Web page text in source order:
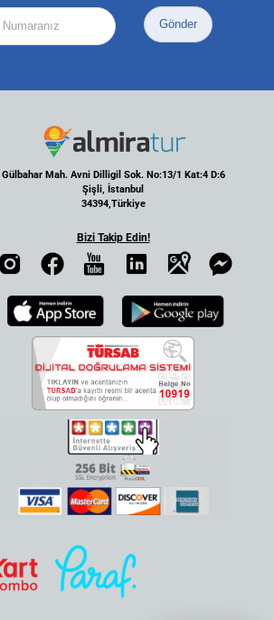
Gönder
Gülbahar Mah. Avni Dilligil Sok. No:13/1 Kat:4 D:6
Şişli, İstanbul
34394,Türkiye
Bizi Takip Edin!